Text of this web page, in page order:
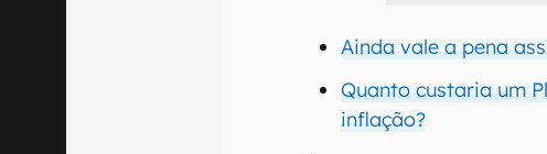
Ainda vale a pena
Quanto custaria um
inflação?